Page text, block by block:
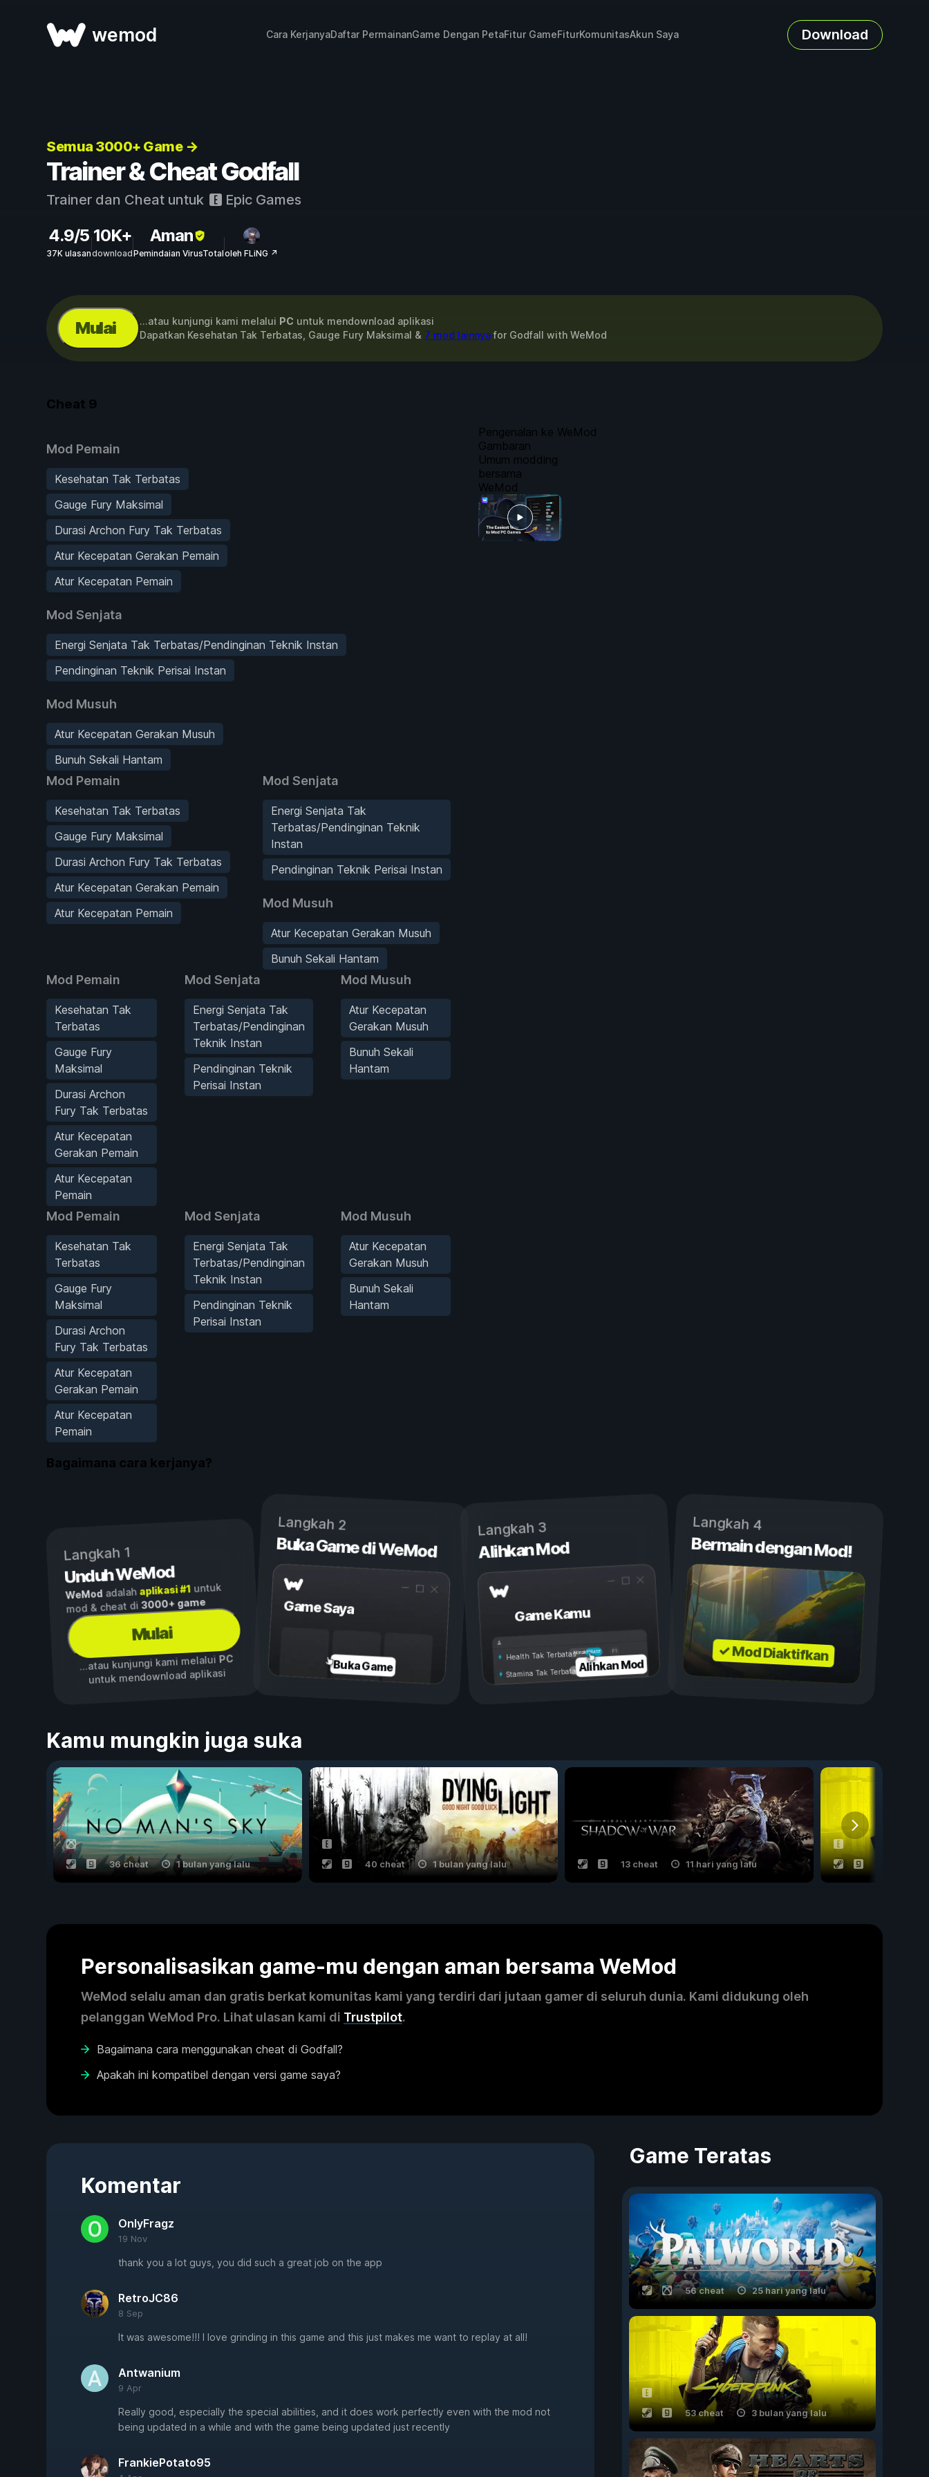
wemod Cara KerjanyaDaftar PermainanGame Dengan PetaFitur GameFiturKomunitasAkun Saya Download
Semua 3000+ Game →
Trainer & Cheat Godfall
Trainer dan Cheat untuk Epic Games
4.9/5
37K ulasan
10K+
download
Aman
Pemindaian VirusTotaloleh FLiNG ↗
Mulai ...atau kunjungi kami melalui PC untuk mendownload aplikasi
Dapatkan Kesehatan Tak Terbatas, Gauge Fury Maksimal & 7 mod lainnyafor Godfall with WeMod
Cheat 9
Mod Pemain
Kesehatan Tak Terbatas
Gauge Fury Maksimal
Durasi Archon Fury Tak Terbatas
Atur Kecepatan Gerakan Pemain
Atur Kecepatan Pemain
Mod Senjata
Energi Senjata Tak Terbatas/Pendinginan Teknik Instan
Pendinginan Teknik Perisai Instan
Mod Musuh
Atur Kecepatan Gerakan Musuh
Bunuh Sekali Hantam
Mod Pemain
Kesehatan Tak Terbatas
Gauge Fury Maksimal
Durasi Archon Fury Tak Terbatas
Atur Kecepatan Gerakan Pemain
Atur Kecepatan Pemain
Mod Senjata
Energi Senjata Tak
Terbatas/Pendinginan Teknik
Instan
Pendinginan Teknik Perisai Instan
Mod Musuh
Atur Kecepatan Gerakan Musuh
Bunuh Sekali Hantam
Mod Pemain
Kesehatan Tak
Terbatas
Gauge Fury
Maksimal
Durasi Archon
Fury Tak Terbatas
Atur Kecepatan
Gerakan Pemain
Atur Kecepatan
Pemain
Mod Senjata
Energi Senjata Tak
Terbatas/Pendinginan
Teknik Instan
Pendinginan Teknik
Perisai Instan
Mod Musuh
Atur Kecepatan
Gerakan Musuh
Bunuh Sekali
Hantam
Mod Pemain
Kesehatan Tak
Terbatas
Gauge Fury
Maksimal
Durasi Archon
Fury Tak Terbatas
Atur Kecepatan
Gerakan Pemain
Atur Kecepatan
Pemain
Mod Senjata
Energi Senjata Tak
Terbatas/Pendinginan
Teknik Instan
Pendinginan Teknik
Perisai Instan
Mod Musuh
Atur Kecepatan
Gerakan Musuh
Bunuh Sekali
Hantam
Pengenalan ke WeMod
Gambaran
Umum modding
bersama
WeMod
Bagaimana cara kerjanya?
Langkah 1
Unduh WeMod
WeMod adalah aplikasi #1untuk
mod & cheat di3000+ game
Mulai
...atau kunjungi kami melalui PC
untuk mendownload aplikasi
Langkah 2
Buka Game di WeMod
Game Saya
Buka Game
Langkah 3
Alihkan Mod
Game Kamu
Aktif
Nonaktif
Health Tak Terbatas
Stamina Tak TerbatasAlihkan Mod
Langkah 4
Bermain dengan Mod!
✓ Mod Diaktifkan
Kamu mungkin juga suka
36 cheat 1 bulan yang lalu 40 cheat 1 bulan yang lalu 13 cheat 11 hari yang lalu
Personalisasikan game-mu dengan aman bersama WeMod
WeMod selalu aman dan gratis berkat komunitas kami yang terdiri dari jutaan gamer di seluruh dunia. Kami didukung oleh
pelanggan WeMod Pro. Lihat ulasan kami di Trustpilot.
Bagaimana cara menggunakan cheat di Godfall?
Apakah ini kompatibel dengan versi game saya?
Komentar
OnlyFragz
19 Nov
thank you a lot guys, you did such a great job on the app
RetroJC86
8 Sep
It was awesome!!! I love grinding in this game and this just makes me want to replay at all!
Antwanium
9 Apr
Really good, especially the special abilities, and it does work perfectly even with the mod not
being updated in a while and with the game being updated just recently
FrankiePotato95
Game Teratas
56 cheat 25 hari yang lalu
53 cheat 3 bulan yang lalu